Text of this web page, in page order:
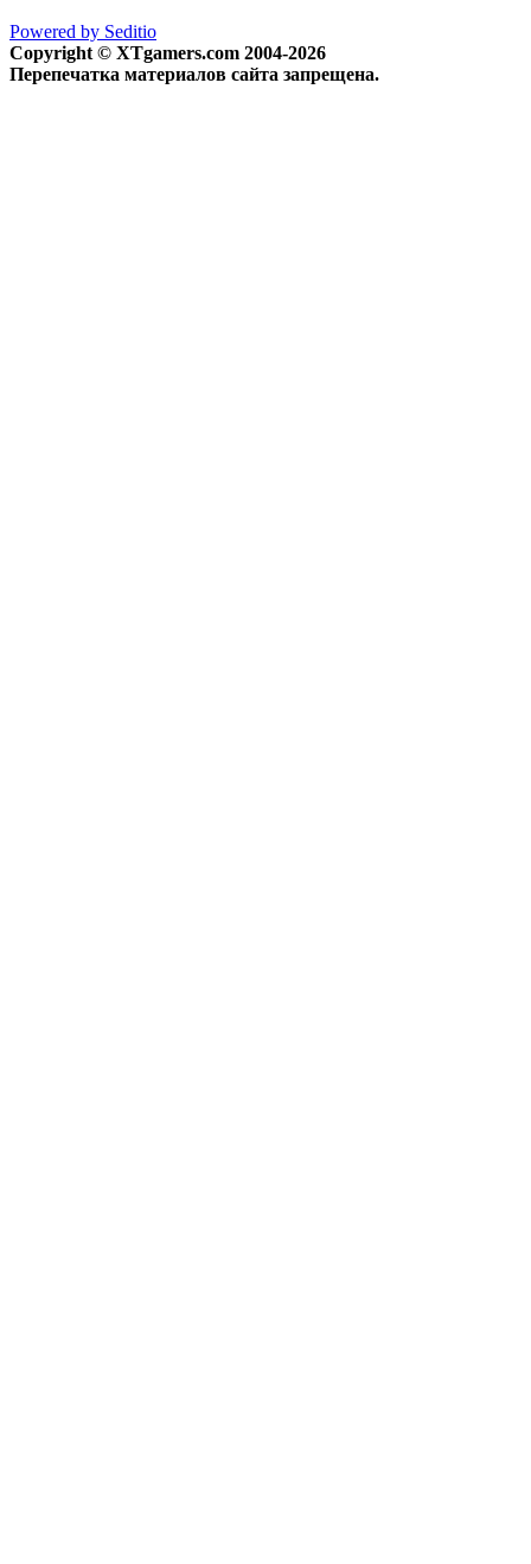
Powered by Seditio
Copyright © XTgamers.com 2004-2026
Перепечатка материалов сайта запрещена.